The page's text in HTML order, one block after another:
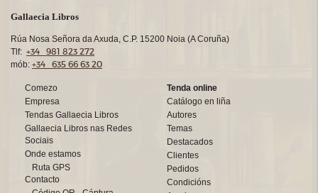
Gallaecia Libros
Rúa Nosa Señora da Axuda, C.P. 15200 Noia (A Coruña)
Tlf: +34 981 823 272
mób: +34 635 66 63 20
Comezo
Empresa
Tendas Gallaecia Libros
Gallaecia Libros nas Redes
Sociais
Onde estamos
Ruta GPS
Contacto
Tenda online
Catálogo en liña
Autores
Temas
Destacados
Clientes
Pedidos
Condicións